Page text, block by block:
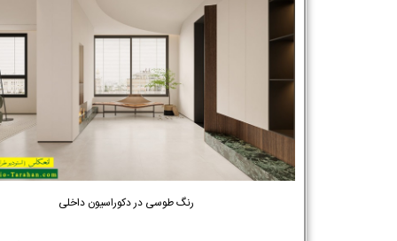
رنگ طوسی در دکوراسیون داخلی